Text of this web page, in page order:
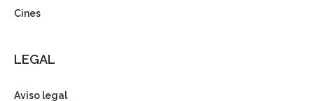
Cines
LEGAL
Aviso legal